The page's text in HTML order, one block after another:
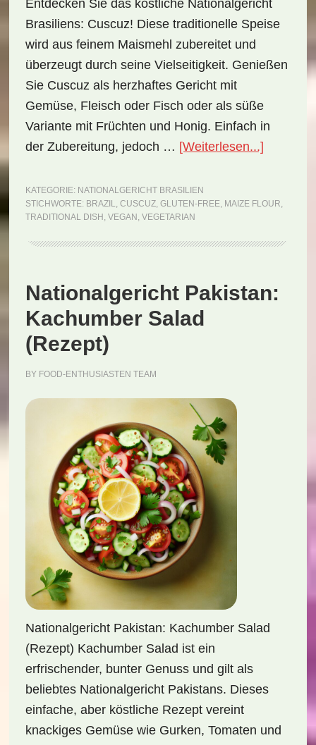
Entdecken Sie das köstliche Nationalgericht
Brasiliens: Cuscuz! Diese traditionelle Speise
wird aus feinem Maismehl zubereitet und
überzeugt durch seine Vielseitigkeit. Genießen
Sie Cuscuz als herzhaftes Gericht mit
Gemüse, Fleisch oder Fisch oder als süße
Variante mit Früchten und Honig. Einfach in
der Zubereitung, jedoch … [Weiterlesen...]
(Rezept)
KATEGORIE: NATIONALGERICHT BRASILIEN
STICHWORTE: BRAZIL, CUSCUZ, GLUTEN-FREE, MAIZE FLOUR,
TRADITIONAL DISH , VEGAN , VEGETARIAN
Nationalgericht Pakistan:
Kachumber Salad
(Rezept)
BY FOOD-ENTHUSIASTEN TEAM
Nationalgericht Pakistan: Kachumber Salad
(Rezept) Kachumber Salad ist ein
erfrischender, bunter Genuss und gilt als
beliebtes Nationalgericht Pakistans. Dieses
einfache, aber köstliche Rezept vereint
knackiges Gemüse wie Gurken, Tomaten und